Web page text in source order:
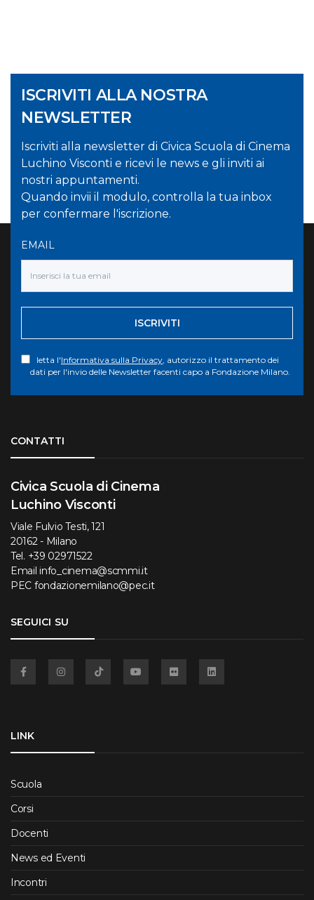
ISCRIVITI ALLA NOSTRA
NEWSLETTER
Iscriviti alla newsletter di Civica Scuola di Cinema
Luchino Visconti e ricevi le news e gli inviti ai
nostri appuntamenti.
Quando invii il modulo, controlla la tua inbox
per confermare l'iscrizione.
EMAIL
ISCRIVITI
letta l'Informativa sulla Privacy , autorizzo il trattamento dei
dati per l'invio delle Newsletter facenti capo a Fondazione Milano.
CONTATTI
Civica Scuola di Cinema
Luchino Visconti
Viale Fulvio Testi, 121
20162 - Milano
Tel. +39 02971522
Email info_cinema@scmmi.it
PEC fondazionemilano@pec.it
SEGUICI SU
LINK
Scuola
Corsi
Docenti
News ed Eventi
Incontri